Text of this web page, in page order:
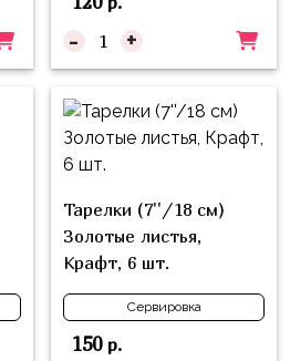
- +
Тарелки (7''/18 см)
Золотые листья,
Крафт, 6 шт.
Сервировка
150р.